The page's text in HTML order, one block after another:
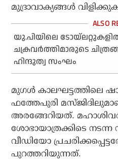
മുദ്രാവാക്യങ്ങൾ
യു.പിയിലെ
ചക്രവർത്തിമാരുടെ
ഹിന്ദുത്വ സംഘം
മുഗൾ കാലഘട്ടത്തിലെ
ഫത്തേപുരി
അരങ്ങേറിയത്.
ശോഭായാത്രക്കിടെ നടന്ന
വീഡിയോ
പുറത്തറിയുന്നത്.